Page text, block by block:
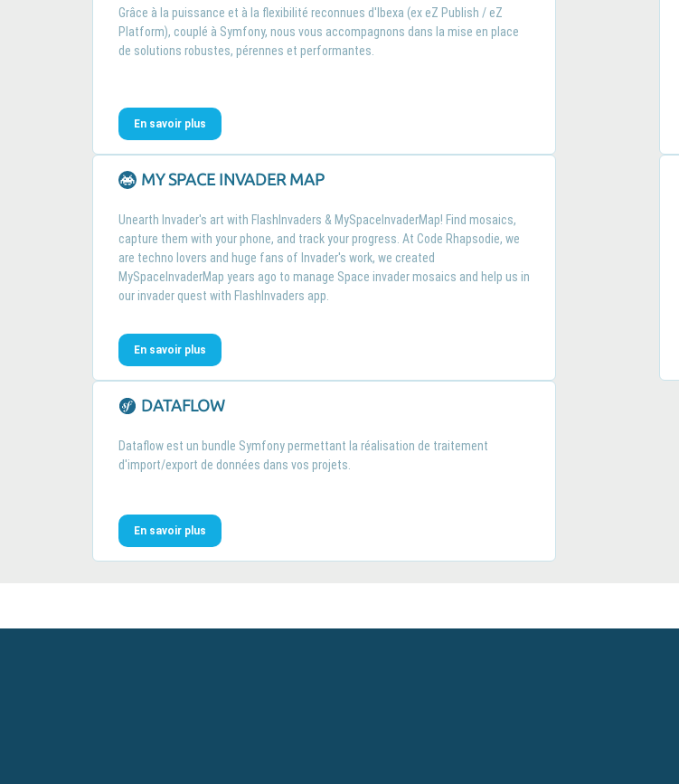
Grâce à la puissance et à la flexibilité reconnues d'Ibexa (ex eZ Publish / eZ
Platform), couplé à Symfony, nous vous accompagnons dans la mise en place
de solutions robustes, pérennes et performantes.
En savoir plus
MY SPACE INVADER MAP
Unearth Invader's art with FlashInvaders & MySpaceInvaderMap! Find mosaics,
capture them with your phone, and track your progress. At Code Rhapsodie, we
are techno lovers and huge fans of Invader's work, we created
MySpaceInvaderMap years ago to manage Space invader mosaics and help us in
our invader quest with FlashInvaders app.
En savoir plus
DATAFLOW
Dataflow est un bundle Symfony permettant la réalisation de traitement
d'import/export de données dans vos projets.
En savoir plus